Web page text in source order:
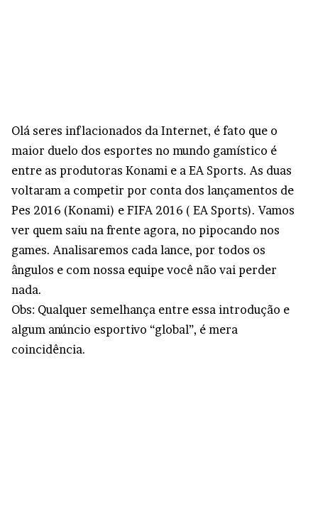
Olá seres inflacionados da Internet, é fato que o
maior duelo dos esportes no mundo gamístico é
entre as produtoras Konami e a EA Sports. As duas
voltaram a competir por conta dos lançamentos de
Pes 2016 (Konami) e FIFA 2016 ( EA Sports). Vamos
ver quem saiu na frente agora, no pipocando nos
games. Analisaremos cada lance, por todos os
ângulos e com nossa equipe você não vai perder
nada.
Obs: Qualquer semelhança entre essa introdução e
algum anúncio esportivo “global”, é mera
coincidência.